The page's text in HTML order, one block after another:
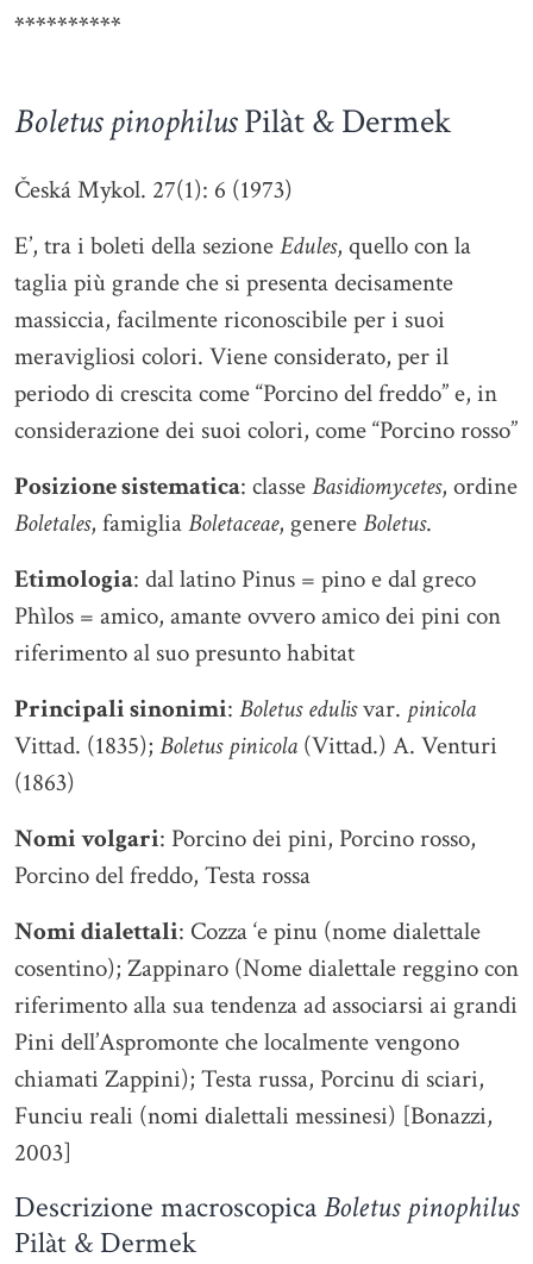
**********
Boletus pinophilusPilàt & Dermek
Česká Mykol. 27(1): 6 (1973)
E’, tra i boleti della sezioneEdules, quello con la
taglia più grande che si presenta decisamente
massiccia, facilmente riconoscibile per i suoi
meravigliosi colori. Viene considerato, per il
periodo di crescita come “Porcino del freddo” e, in
considerazione dei suoi colori, come “Porcino rosso”
Posizione sistematica: classeBasidiomycetes, ordine
Boletales, famigliaBoletaceae, genereBoletus.
Etimologia: dal latino Pinus = pino e dal greco
Phìlos = amico, amante ovvero amico dei pini con
riferimento al suo presunto habitat
Principali sinonimi: Boletus edulisvar. pinicola
Vittad. (1835); Boletus pinicola (Vittad.) A. Venturi
(1863)
Nomi volgari: Porcino dei pini, Porcino rosso,
Porcino del freddo, Testa rossa
Nomi dialettali: Cozza ‘e pinu (nome dialettale
cosentino); Zappinaro (Nome dialettale reggino con
riferimento alla sua tendenza ad associarsi ai grandi
Pini dell’Aspromonte che localmente vengono
chiamati Zappini); Testa russa, Porcinu di sciari,
Funciu reali (nomi dialettali messinesi) [Bonazzi,
2003]
Descrizione macroscopicaBoletus pinophilus
Pilàt & Dermek